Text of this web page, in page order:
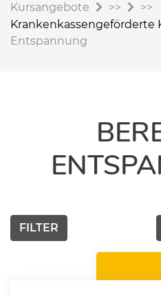
Kursangebote
>>
>>
Krankenkassengeförderte
Entspannung
FILTER